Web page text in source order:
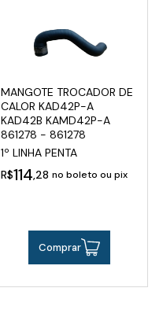
MANGOTE TROCADOR DE
CALOR KAD42P-A
KAD42B KAMD42P-A
861278 - 861278
1º LINHA PENTA
R$114,28 no boleto ou pix
Comprar